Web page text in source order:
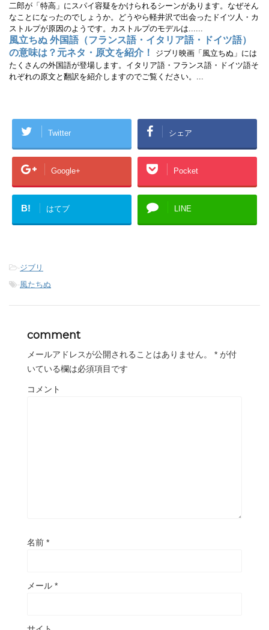
二郎が「特高」にスパイ容疑をかけられるシーンがあります。なぜそん
なことになったのでしょうか。どうやら軽井沢で出会ったドイツ人・カ
ストルプが原因のようです。カストルプのモデルは......
風立ちぬ 外国語（フランス語・イタリア語・ドイツ語）
の意味は？元ネタ・原文を紹介！
ジブリ映画「風立ちぬ」には
たくさんの外国語が登場します。イタリア語・フランス語・ドイツ語そ
れぞれの原文と翻訳を紹介しますのでご覧ください。...
Twitter シェア
Google+ Pocket
B! はてブ LINE
-ジブリ
-風たちぬ
comment
メールアドレスが公開されることはありません。 * が付
いている欄は必須項目です
コメント
名前 *
メール *